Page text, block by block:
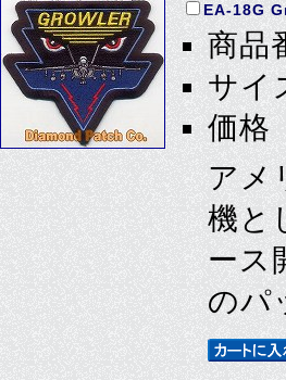
EA-18G
商品
サイ
価格
アメ
機と
ース
のパ